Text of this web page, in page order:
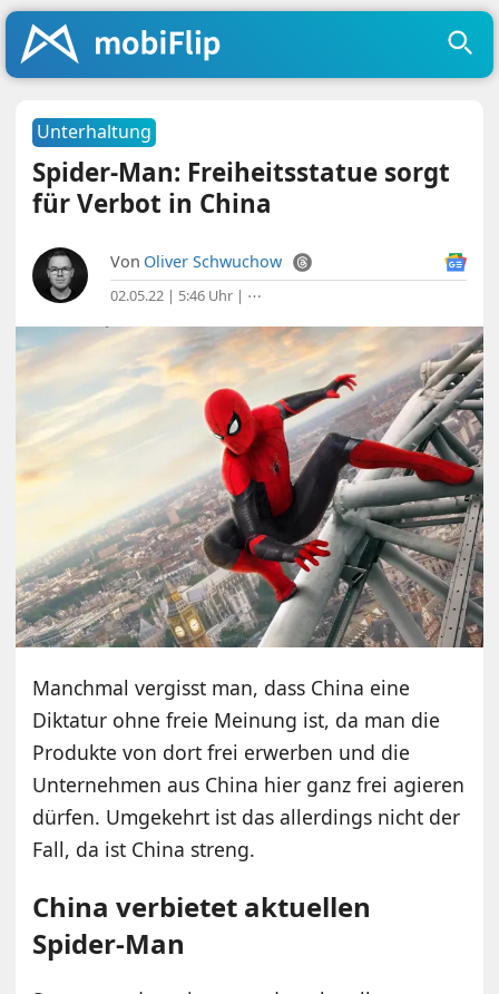
Unterhaltung
Spider-Man: Freiheitsstatue sorgt
für Verbot in China
Von Oliver Schwuchow
02.05.22 | 5:46 Uhr | ⋯
Manchmal vergisst man, dass China eine
Diktatur ohne freie Meinung ist, da man die
Produkte von dort frei erwerben und die
Unternehmen aus China hier ganz frei agieren
dürfen. Umgekehrt ist das allerdings nicht der
Fall, da ist China streng.
China verbietet aktuellen
Spider-Man